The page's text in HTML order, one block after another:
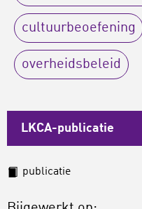
cultuurbeoefening
overheidsbeleid
LKCA-publicatie
publicatie